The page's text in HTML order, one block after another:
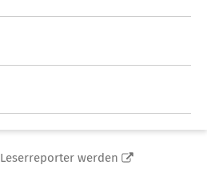
Leserreporter werden